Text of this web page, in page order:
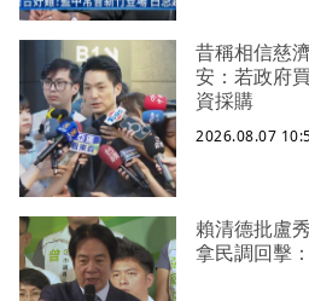
昔稱相信慈
安：若政府
資採購
2026.08.07
賴清德批盧
拿民調回擊